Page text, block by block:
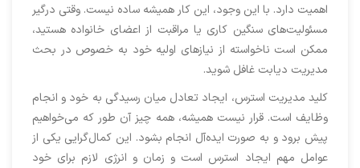
اهمیت دارد. با این وجود، این کار همیشه ساده نیست. وقتی درگیر
مسئولیت‌های سنگین کاری یا مراقبت از اعضای خانواده هستید،
ممکن است ناخواسته از نیازهای اولیه خود به خصوص در بحث
مدیریت دیابت غافل شوید.
کلید مدیریت استرس، ایجاد تعادل میان رسیدگی به خود و انجام
وظایف است. قرار نیست همیشه، همه چیز آن طور که می‌خواهیم
پیش برود و به صورت ایده‌آل انجام بشود. این کمال‌گرایی یکی از
عوامل مهم ایجاد استرس است و زمان و انرژی لازم برای خود